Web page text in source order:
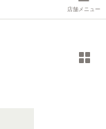
店舗メニュー